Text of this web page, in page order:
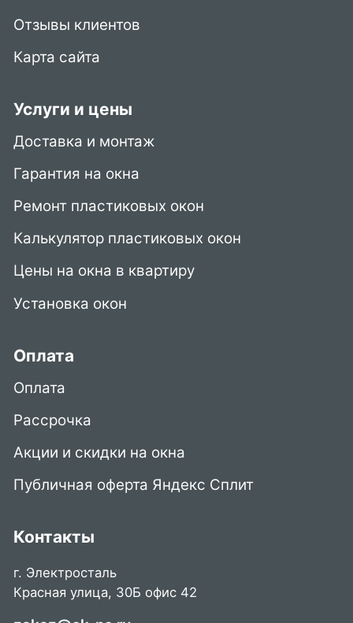
Отзывы клиентов
Карта сайта
Услуги и цены
Доставка и монтаж
Гарантия на окна
Ремонт пластиковых окон
Калькулятор пластиковых окон
Цены на окна в квартиру
Установка окон
Оплата
Оплата
Рассрочка
Акции и скидки на окна
Публичная оферта Яндекс Сплит
Контакты
г. Электросталь
Красная улица, 30Б офис 42